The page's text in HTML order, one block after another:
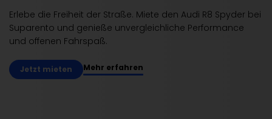
Erlebe die Freiheit der Straße. Miete den Audi R8 Spyder bei
Suparento und genieße unvergleichliche Performance
und offenen Fahrspaß.
Jetzt mieten Mehr erfahren